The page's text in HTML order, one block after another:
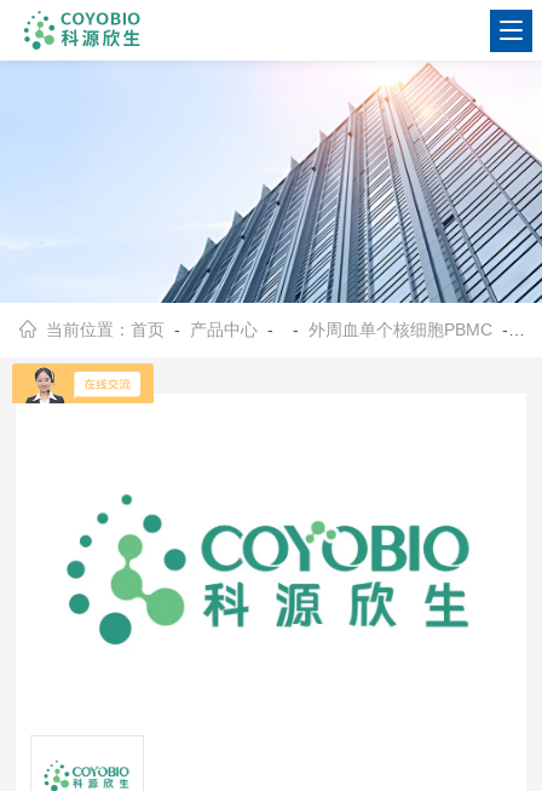
当前位置：首页 - 产品中心 - -外周血单个核细胞PBMC - COYOBIO-l中外籍人PBMC